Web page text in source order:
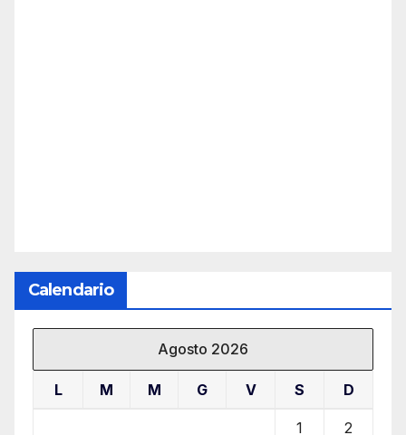
Calendario
Agosto 2026
L M M G V S D
1 2